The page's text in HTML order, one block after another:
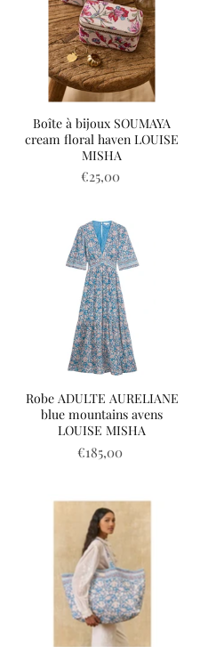
Boîte à bijoux SOUMAYA
cream floral haven LOUISE
MISHA
€25,00
Robe ADULTE AURELIANE
blue mountains avens
LOUISE MISHA
€185,00